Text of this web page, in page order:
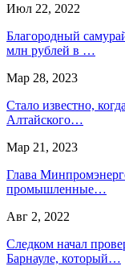
Июл 22, 2022
Благородный
млн рублей в …
Мар 28, 2023
Стало известно,
Алтайского…
Мар 21, 2023
Глава
промышленные…
Авг 2, 2022
Следком начал
Барнауле, который…